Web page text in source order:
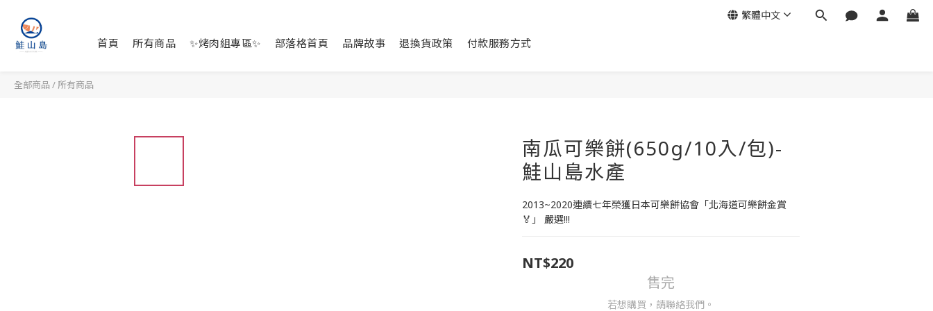
首頁 所有商品 ✨烤肉組專區✨ 部落格首頁 品牌故事 退換貨政策 付款服務方式
繁體中文
全部商品 / 所有商品
南瓜可樂餅(650g/10入/包)-
鮭山島水產
2013~2020連續七年榮獲日本可樂餅協會「北海道可樂餅金賞
🏅」 嚴選!!!
NT$220
售完
若想購買，請聯絡我們。